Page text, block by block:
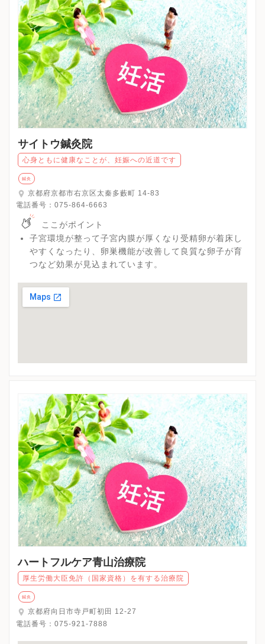
サイトウ鍼灸院
心身ともに健康なことが、妊娠への近道です
鍼灸
京都府京都市右京区太秦多藪町 14-83
電話番号： 075-864-6663
ここがポイント
子宮環境が整って子宮内膜が厚くなり受精卵が着床し
やすくなったり、卵巣機能が改善して良質な卵子が育
つなど効果が見込まれています。
ハートフルケア青山治療院
厚生労働大臣免許（国家資格）を有する治療院
鍼灸
京都府向日市寺戸町初田 12-27
電話番号： 075-921-7888